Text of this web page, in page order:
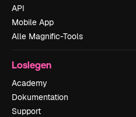
API
Mobile App
Alle Magnific-Tools
Loslegen
Academy
Dokumentation
Support